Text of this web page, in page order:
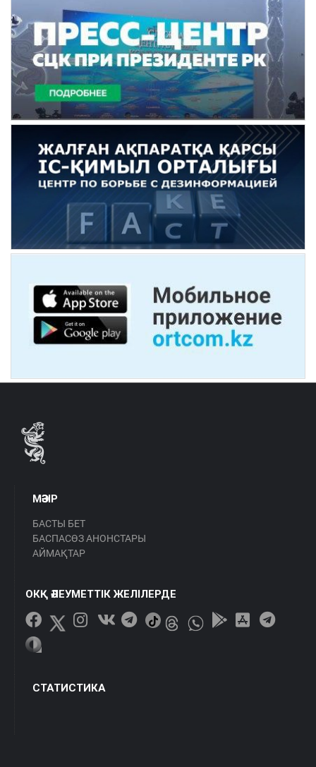
МӘЗІР
БАСТЫ БЕТ
БАСПАСӨЗ АНОНСТАРЫ
АЙМАҚТАР
ОКҚ ӘЛЕУМЕТТІК ЖЕЛІЛЕРДЕ
СТАТИСТИКА